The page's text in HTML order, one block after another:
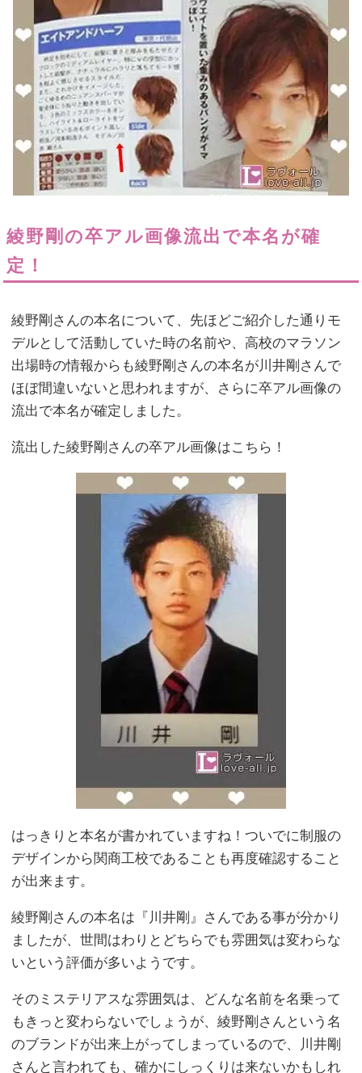
綾野剛の卒アル画像流出で本名が確
定！
綾野剛さんの本名について、先ほどご紹介した通りモ
デルとして活動していた時の名前や、高校のマラソン
出場時の情報からも綾野剛さんの本名が川井剛さんで
ほぼ間違いないと思われますが、さらに卒アル画像の
流出で本名が確定しました。
流出した綾野剛さんの卒アル画像はこちら！
はっきりと本名が書かれていますね！ついでに制服の
デザインから関商工校であることも再度確認すること
が出来ます。
綾野剛さんの本名は『川井剛』さんである事が分かり
ましたが、世間はわりとどちらでも雰囲気は変わらな
いという評価が多いようです。
そのミステリアスな雰囲気は、どんな名前を名乗って
もきっと変わらないでしょうが、綾野剛さんという名
のブランドが出来上がってしまっているので、川井剛
さんと言われても、確かにしっくりは来ないかもしれ